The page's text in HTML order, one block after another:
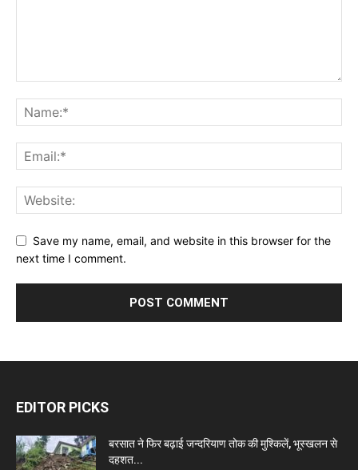
Save my name, email, and website in this browser for the
next time I comment.
EDITOR PICKS
बरसात ने फिर बढ़ाई जन्दरियाण तोक की मुश्किलें, भूस्खलन से
दहशत...